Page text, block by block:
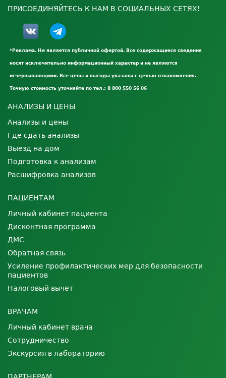
ПРИСОЕДИНЯЙТЕСЬ К НАМ В СОЦИАЛЬНЫХ СЕТЯХ!
*Реклама. Не является публичной офертой. Все содержащиеся сведения
носят исключительно информационный характер и не являются
исчерпывающими. Все цены и выгоды указаны с целью ознакомления.
Точную стоимость уточняйте по тел.: 8 800 550 56 06
АНАЛИЗЫ И ЦЕНЫ
Анализы и цены
Где сдать анализы
Выезд на дом
Подготовка к анализам
Расшифровка анализов
ПАЦИЕНТАМ
Личный кабинет пациента
Дисконтная программа
ДМС
Обратная связь
Усиление профилактических мер для безопасности
пациентов
Налоговый вычет
ВРАЧАМ
Личный кабинет врача
Сотрудничество
Экскурсия в лабораторию